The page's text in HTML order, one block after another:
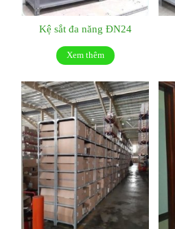
Kệ sắt đa năng ĐN24
Xem thêm